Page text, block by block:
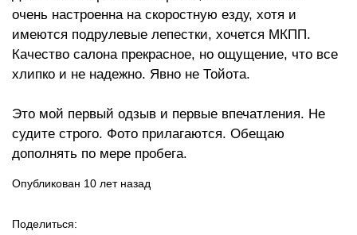
очень настроенна на скоростную езду, хотя и
имеются подрулевые лепестки, хочется МКПП.
Качество салона прекрасное, но ощущение, что все
хлипко и не надежно. Явно не Тойота.
Это мой первый одзыв и первые впечатления. Не
судите строго. Фото прилагаются. Обещаю
дополнять по мере пробега.
Опубликован 10 лет назад
Поделиться: